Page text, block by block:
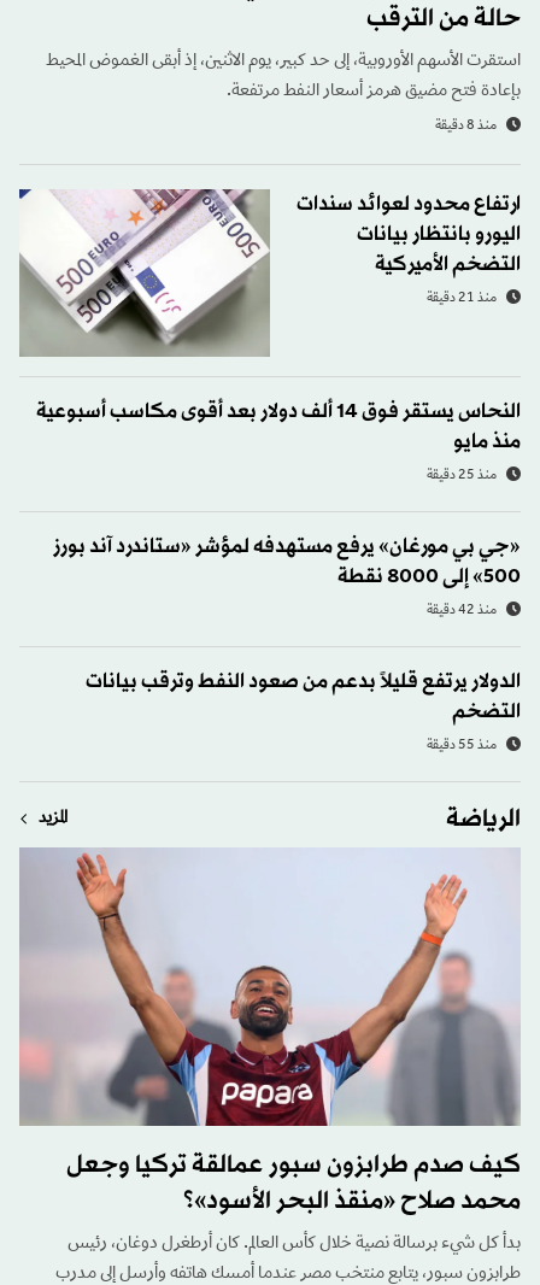
حالة من الترقب
استقرت الأسهم الأوروبية، إلى حد كبير، يوم الاثنين، إذ أبقى الغموض المحيط
بإعادة فتح مضيق هرمز أسعار النفط مرتفعة.
منذ 8 دقيقة
ارتفاع محدود لعوائد سندات
اليورو بانتظار بيانات
التضخم الأميركية
منذ 21 دقيقة
النحاس يستقر فوق 14 ألف دولار بعد أقوى مكاسب أسبوعية
منذ مايو
منذ 25 دقيقة
«جي بي مورغان» يرفع مستهدفه لمؤشر «ستاندرد آند بورز
500» إلى 8000 نقطة
منذ 42 دقيقة
الدولار يرتفع قليلاً بدعم من صعود النفط وترقب بيانات
التضخم
منذ 55 دقيقة
الرياضة المزيد
كيف صدم طرابزون سبور عمالقة تركيا وجعل
محمد صلاح «منقذ البحر الأسود»؟
بدأ كل شيء برسالة نصية خلال كأس العالم. كان أرطغرل دوغان، رئيس
طرابزون سبور، يتابع منتخب مصر عندما أمسك هاتفه وأرسل إلى مدرب